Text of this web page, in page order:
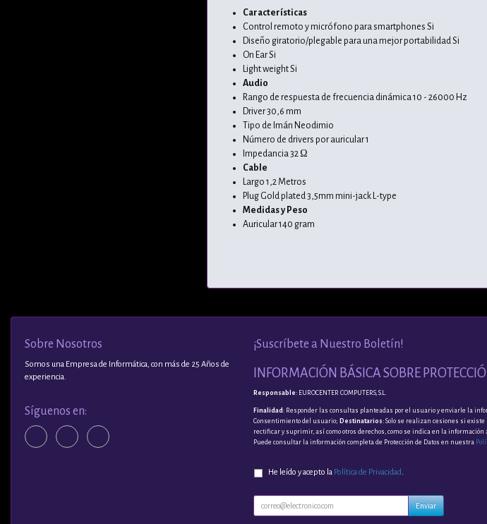
Características
Control remoto y micrófono para smartphones Si
Diseño giratorio/plegable para una mejor portabilidad Si
On Ear Si
Light weight Si
Audio
Rango de respuesta de frecuencia dinámica 10 - 26000 Hz
Driver 30,6 mm
Tipo de Imán Neodimio
Número de drivers por auricular 1
Impedancia 32 Ω
Cable
Largo 1,2 Metros
Plug Gold plated 3,5mm mini-jack L-type
Medidas y Peso
Auricular 140 gram
Sobre Nosotros
Somos una Empresa de Informática, con más de 25 Años de
experiencia.
Síguenos en:
¡Suscríbete a Nuestro Boletín!
INFORMACIÓN BÁSICA SOBRE
Responsable: EUROCENTER COMPUTERS, S.L.
Finalidad: Responder las consultas planteadas por el usuario y enviarle la
Consentimiento del usuario; Destinatarios: Solo se realizan cesiones si existe
rectificar y suprimir, así como otros derechos, como se indica en la información
Puede consultar la información completa de Protección de Datos en nuestra
He leído y acepto la Política de Privacidad.
Enviar